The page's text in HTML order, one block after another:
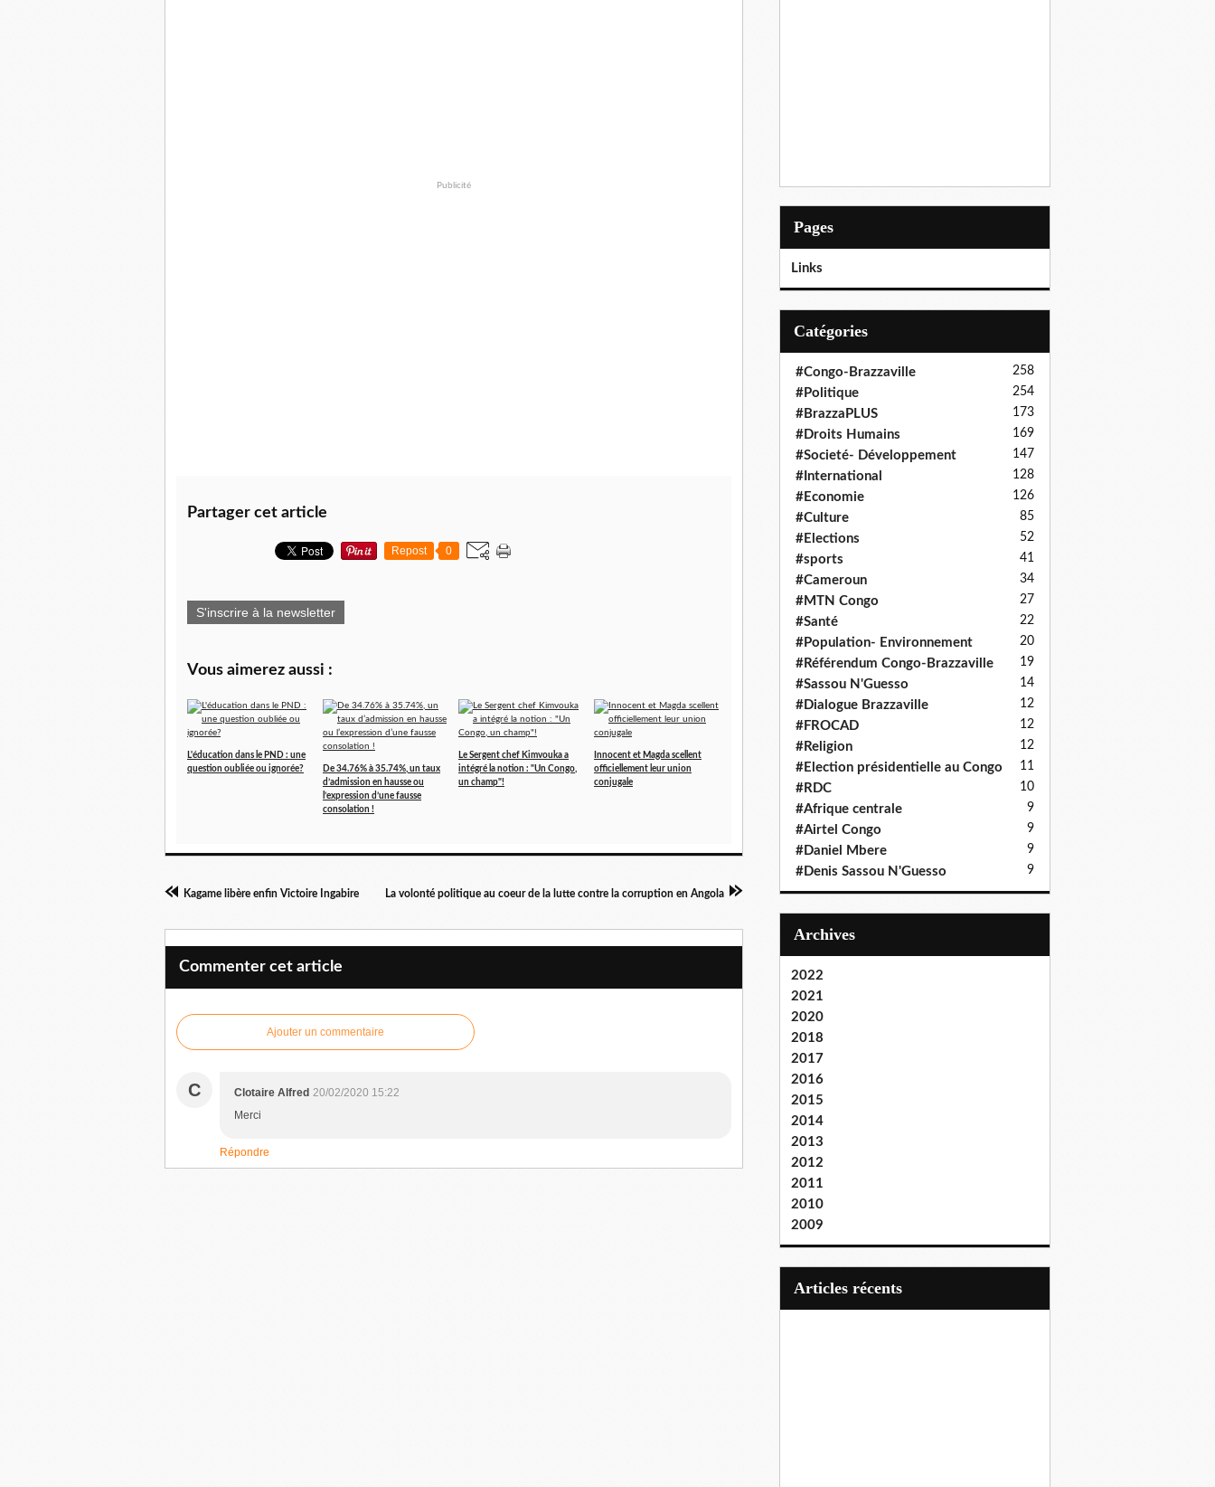
Publicité
Partager cet article
Repost 0
S'inscrire à la newsletter
Vous aimerez aussi :
L'éducation dans le PND : une
question oubliée ou ignorée?
De 34.76% à 35.74%, un taux
d’admission en hausse ou
l’expression d’une fausse
consolation !
Le Sergent chef Kimvouka a
intégré la notion : "Un Congo,
un champ"!
Innocent et Magda scellent
officiellement leur union
conjugale
Kagame libère enfin Victoire Ingabire La volonté politique au coeur de la lutte contre la corruption en Angola
Commenter cet article
Ajouter un commentaire
C Clotaire Alfred 20/02/2020 15:22
Merci
Répondre
Pages
Links
Catégories
#Congo-Brazzaville 258
#Politique 254
#BrazzaPLUS 173
#Droits Humains 169
#Societé- Développement 147
#International 128
#Economie 126
#Culture 85
#Elections 52
#sports 41
#Cameroun 34
#MTN Congo 27
#Santé 22
#Population- Environnement 20
#Référendum Congo-Brazzaville 19
#Sassou N'Guesso 14
#Dialogue Brazzaville 12
#FROCAD 12
#Religion 12
#Election présidentielle au Congo 11
#RDC 10
#Afrique centrale 9
#Airtel Congo 9
#Daniel Mbere 9
#Denis Sassou N'Guesso 9
Archives
2022
2021
2020
2018
2017
2016
2015
2014
2013
2012
2011
2010
2009
articles récents